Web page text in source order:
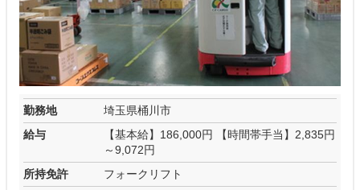
勤務地
埼玉県桶川市
給与
【基本給】186,000円 【時間帯手当】2,835円
～9,072円
所持免許
フォークリフト